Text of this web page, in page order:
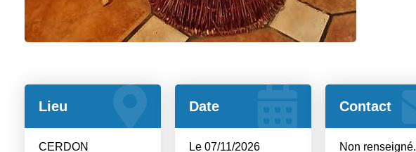
Lieu
CERDON
Date
Le 07/11/2026
Contact
Non renseigné.